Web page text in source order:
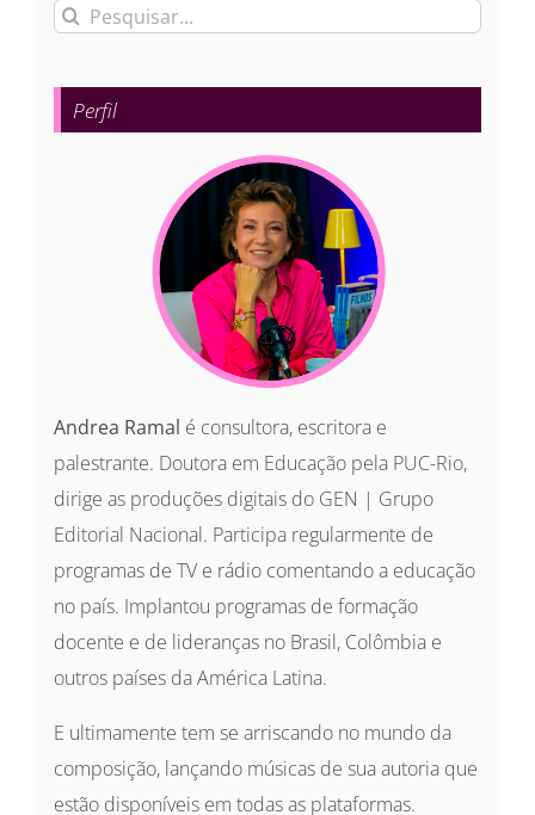
Buscar
para:
Perfil
Andrea Ramal é consultora, escritora e
palestrante. Doutora em Educação pela PUC-Rio,
dirige as produções digitais do GEN | Grupo
Editorial Nacional. Participa regularmente de
programas de TV e rádio comentando a educação
no país. Implantou programas de formação
docente e de lideranças no Brasil, Colômbia e
outros países da América Latina.
E ultimamente tem se arriscando no mundo da
composição, lançando músicas de sua autoria que
estão disponíveis em todas as plataformas.